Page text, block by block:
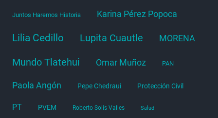
Juntos Haremos Historia Karina Pérez Popoca
Lilia Cedillo Lupita Cuautle MORENA
Mundo Tlatehui Omar Muñoz PAN
Paola Angón Pepe Chedraui Protección Civil
PT PVEM Roberto Solís Valles Salud